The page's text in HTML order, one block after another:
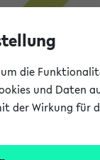
die
und
der Wirkung für